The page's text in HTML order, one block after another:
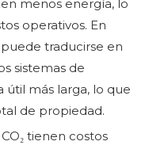
menos energía, lo
operativos. En
traducirse en
sistemas de
útil más larga, lo que
de propiedad.
tienen costos